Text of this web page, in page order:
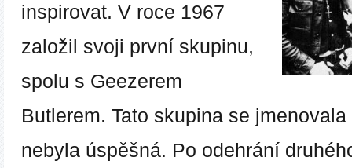
inspirovat. V roce 1967
založil svoji první skupinu,
spolu s Geezerem
Butlerem. Tato skupina se jmenovala
nebyla úspěšná. Po odehrání